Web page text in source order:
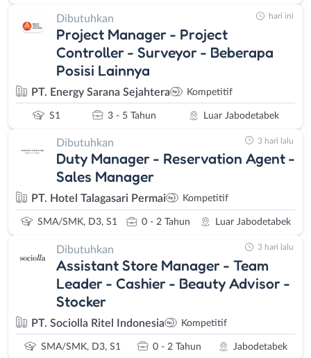
Dibutuhkan
Project Manager - Project
Controller - Surveyor - Beberapa
Posisi Lainnya
PT. Energy Sarana Sejahtera Kompetitif
S1 3 - 5 Tahun Luar Jabodetabek
hari ini
Dibutuhkan
Duty Manager - Reservation Agent -
Sales Manager
PT. Hotel Talagasari Permai Kompetitif
SMA/SMK, D3, S1 0 - 2 Tahun Luar Jabodetabek
3 hari lalu
Dibutuhkan
Assistant Store Manager - Team
Leader - Cashier - Beauty Advisor -
Stocker
PT. Sociolla Ritel Indonesia Kompetitif
SMA/SMK, D3, S1 0 - 2 Tahun Jabodetabek
3 hari lalu